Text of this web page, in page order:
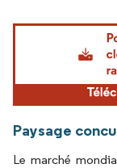
Image © Mordor
Paysage
Le marché